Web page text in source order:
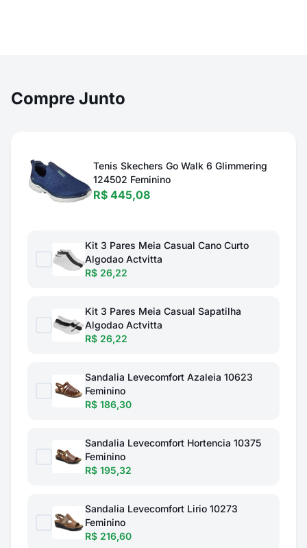
Compre Junto
Tenis Skechers Go Walk 6 Glimmering
124502 Feminino
R$ 445,08
Kit 3 Pares Meia Casual Cano Curto
Algodao Actvitta
R$ 26,22
Kit 3 Pares Meia Casual Sapatilha
Algodao Actvitta
R$ 26,22
Sandalia Levecomfort Azaleia 10623
Feminino
R$ 186,30
Sandalia Levecomfort Hortencia 10375
Feminino
R$ 195,32
Sandalia Levecomfort Lirio 10273
Feminino
R$ 216,60